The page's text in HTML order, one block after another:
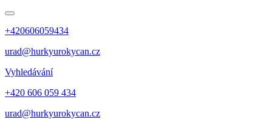
+420606059434
urad@hurkyurokycan.cz
Vyhledávání
+420 606 059 434
urad@hurkyurokycan.cz